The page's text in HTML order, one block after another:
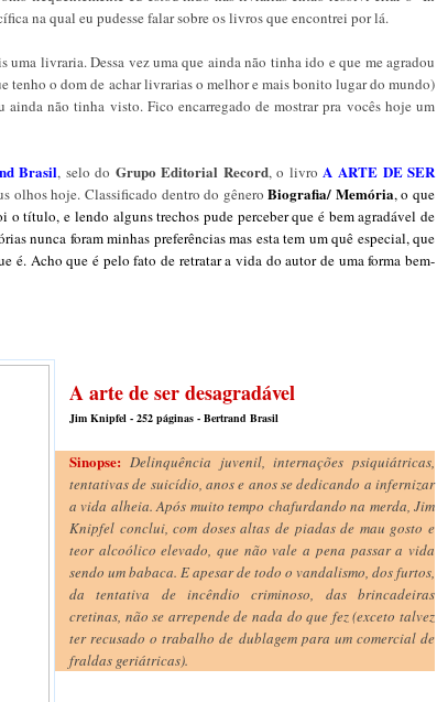
na qual eu pudesse falar sobre os livros que encontrei por lá.
uma livraria. Dessa vez uma que ainda não tinha ido e que me agradou
tenho o dom de achar livrarias o melhor e mais bonito lugar do mundo)
ainda não tinha visto. Fico encarregado de mostrar pra vocês hoje um
Brasil, selo do Grupo Editorial Record, o livroA ARTE DE SER
olhos hoje. Classificado dentro do gêneroBiografia/ Memória, o que
o título, e lendo alguns trechos pude perceber que é bem agradável de
nunca foram minhas preferências mas esta tem um quê especial, que
é. Acho que é pelo fato de retratar a vida do autor de uma forma bem-
A arte de ser desagradável
Jim Knipfel - 252 páginas - Bertrand Brasil
Sinopse: Delinquência juvenil, internações psiquiátricas,
tentativas de suicídio, anos e anos se dedicando a infernizar
a vida alheia. Após muito tempo chafurdando na merda, Jim
Knipfel conclui, com doses altas de piadas de mau gosto e
teor alcoólico elevado, que não vale a pena passar a vida
sendo um babaca. E apesar de todo o vandalismo, dos furtos,
da tentativa de incêndio criminoso, das brincadeiras
cretinas, não se arrepende de nada do que fez (exceto talvez
ter recusado o trabalho de dublagem para um comercial de
fraldas geriátricas).